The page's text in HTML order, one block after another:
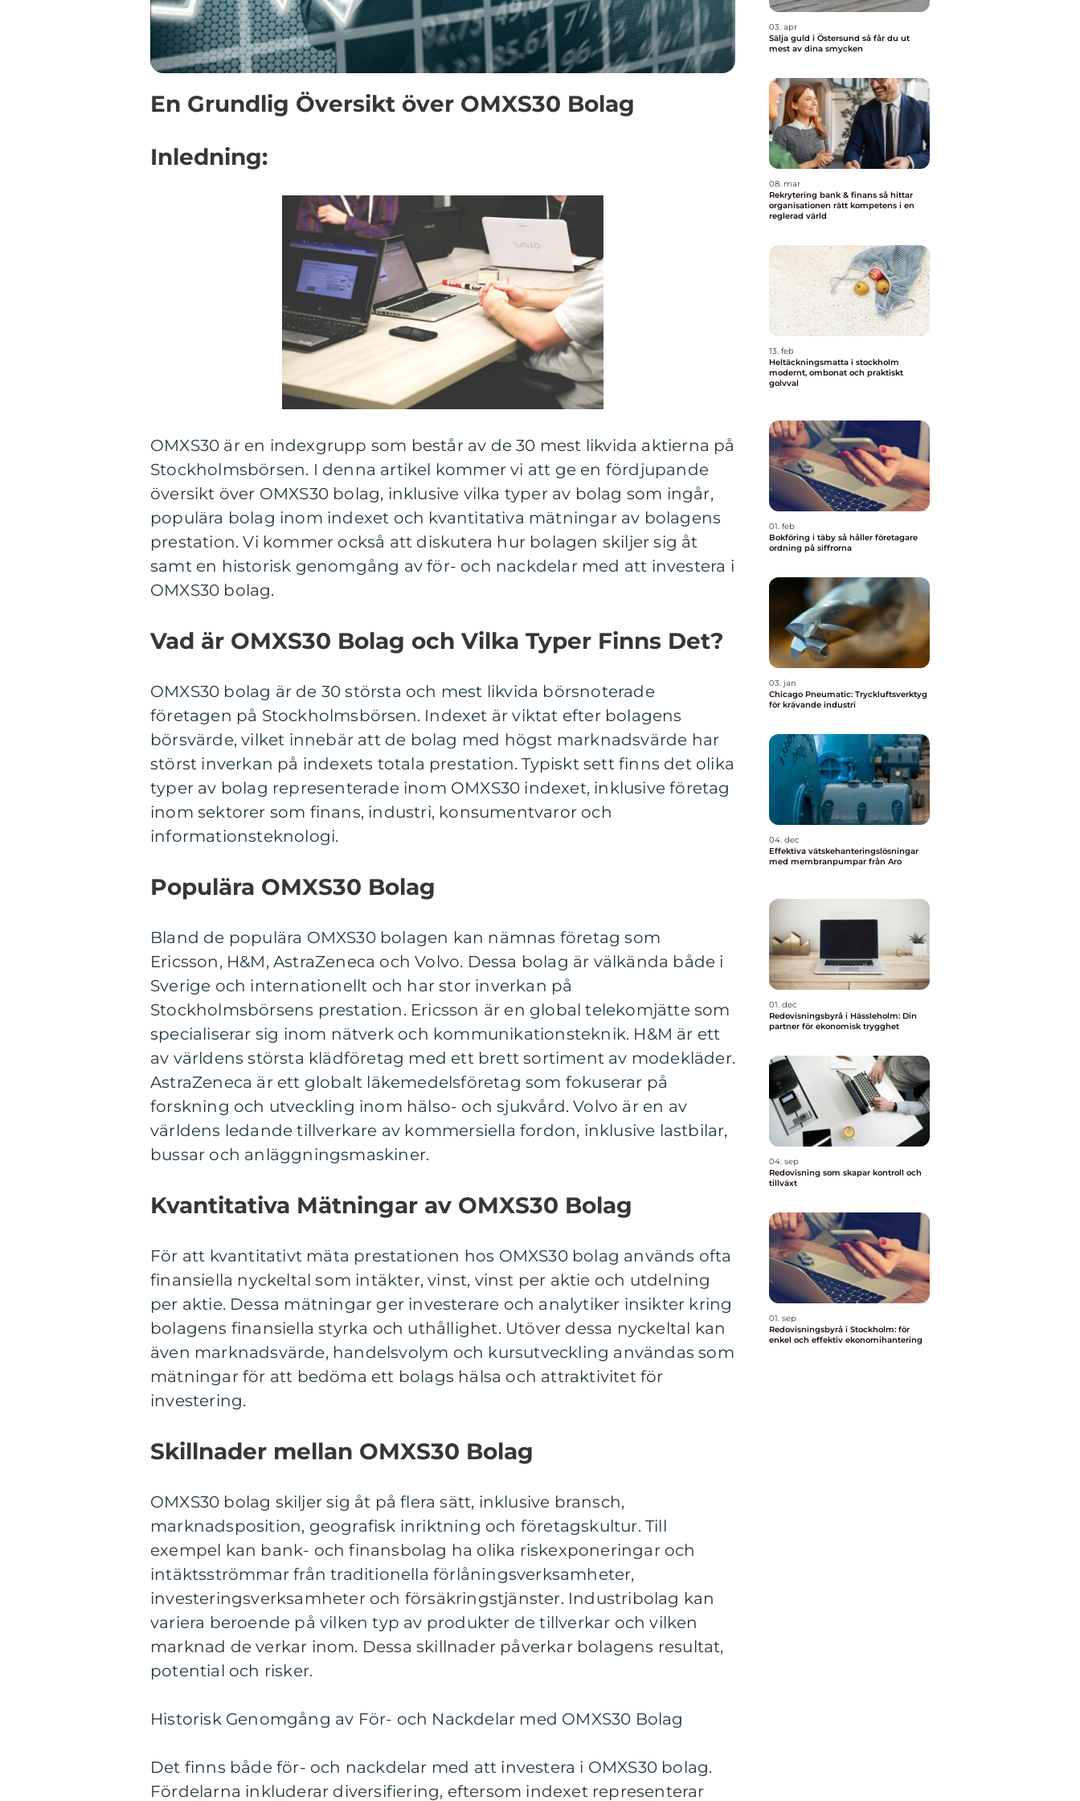
En Grundlig Översikt över OMXS30 Bolag
Inledning:
OMXS30 är en indexgrupp som består av de 30 mest likvida aktierna på
Stockholmsbörsen. I denna artikel kommer vi att ge en fördjupande
översikt över OMXS30 bolag, inklusive vilka typer av bolag som ingår,
populära bolag inom indexet och kvantitativa mätningar av bolagens
prestation. Vi kommer också att diskutera hur bolagen skiljer sig åt
samt en historisk genomgång av för- och nackdelar med att investera i
OMXS30 bolag.
Vad är OMXS30 Bolag och Vilka Typer Finns Det?
OMXS30 bolag är de 30 största och mest likvida börsnoterade
företagen på Stockholmsbörsen. Indexet är viktat efter bolagens
börsvärde, vilket innebär att de bolag med högst marknadsvärde har
störst inverkan på indexets totala prestation. Typiskt sett finns det olika
typer av bolag representerade inom OMXS30 indexet, inklusive företag
inom sektorer som finans, industri, konsumentvaror och
informationsteknologi.
Populära OMXS30 Bolag
Bland de populära OMXS30 bolagen kan nämnas företag som
Ericsson, H&M, AstraZeneca och Volvo. Dessa bolag är välkända både i
Sverige och internationellt och har stor inverkan på
Stockholmsbörsens prestation. Ericsson är en global telekomjätte som
specialiserar sig inom nätverk och kommunikationsteknik. H&M är ett
av världens största klädföretag med ett brett sortiment av modekläder.
AstraZeneca är ett globalt läkemedelsföretag som fokuserar på
forskning och utveckling inom hälso- och sjukvård. Volvo är en av
världens ledande tillverkare av kommersiella fordon, inklusive lastbilar,
bussar och anläggningsmaskiner.
Kvantitativa Mätningar av OMXS30 Bolag
För att kvantitativt mäta prestationen hos OMXS30 bolag används ofta
finansiella nyckeltal som intäkter, vinst, vinst per aktie och utdelning
per aktie. Dessa mätningar ger investerare och analytiker insikter kring
bolagens finansiella styrka och uthållighet. Utöver dessa nyckeltal kan
även marknadsvärde, handelsvolym och kursutveckling användas som
mätningar för att bedöma ett bolags hälsa och attraktivitet för
investering.
Skillnader mellan OMXS30 Bolag
OMXS30 bolag skiljer sig åt på flera sätt, inklusive bransch,
marknadsposition, geografisk inriktning och företagskultur. Till
exempel kan bank- och finansbolag ha olika riskexponeringar och
intäktsströmmar från traditionella förlåningsverksamheter,
investeringsverksamheter och försäkringstjänster. Industribolag kan
variera beroende på vilken typ av produkter de tillverkar och vilken
marknad de verkar inom. Dessa skillnader påverkar bolagens resultat,
potential och risker.
Historisk Genomgång av För- och Nackdelar med OMXS30 Bolag
Det finns både för- och nackdelar med att investera i OMXS30 bolag.
Fördelarna inkluderar diversifiering, eftersom indexet representerar
03. apr
Sälja guld i Östersund så får du ut
mest av dina smycken
08. mar
Rekrytering bank & finans så hittar
organisationen rätt kompetens i en
reglerad värld
13. feb
Heltäckningsmatta i stockholm
modernt, ombonat och praktiskt
golvval
01. feb
Bokföring i täby så håller företagare
ordning på siffrorna
03. jan
Chicago Pneumatic: Tryckluftsverktyg
för krävande industri
04. dec
Effektiva vätskehanteringslösningar
med membranpumpar från Aro
01. dec
Redovisningsbyrå i Hässleholm: Din
partner för ekonomisk trygghet
04. sep
Redovisning som skapar kontroll och
tillväxt
01. sep
Redovisningsbyrå i Stockholm: för
enkel och effektiv ekonomihantering